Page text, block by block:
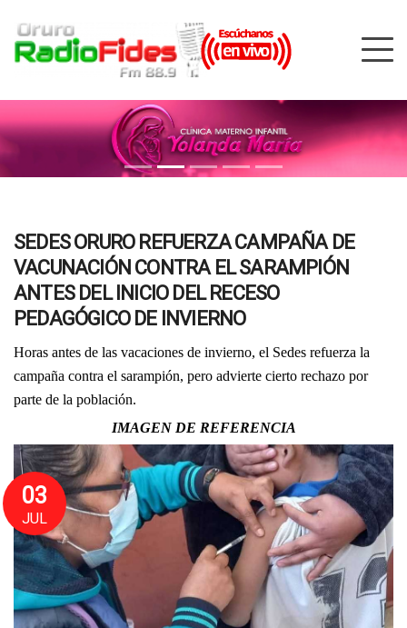
SEDES ORURO REFUERZA CAMPAÑA DE
VACUNACIÓN CONTRA EL SARAMPIÓN
ANTES DEL INICIO DEL RECESO
PEDAGÓGICO DE INVIERNO
Horas antes de las vacaciones de invierno, el Sedes refuerza la
campaña contra el sarampión, pero advierte cierto rechazo por
parte de la población.
IMAGEN DE REFERENCIA
03
JUL